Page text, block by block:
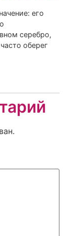
его
серебро,
оберег